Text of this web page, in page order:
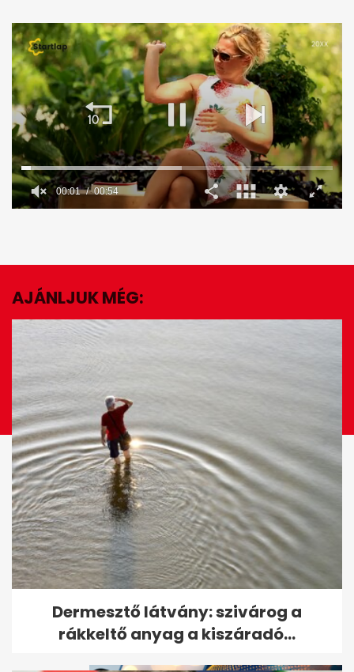
seconds
00:02 00:54
EZ IS ÉRDEKELHET
Döntött a bíróság Till Tamás
gyilkosáról
AJÁNLJUK MÉG:
Dermesztő látvány: szivárog a
rákkeltő anyag a kiszáradó...